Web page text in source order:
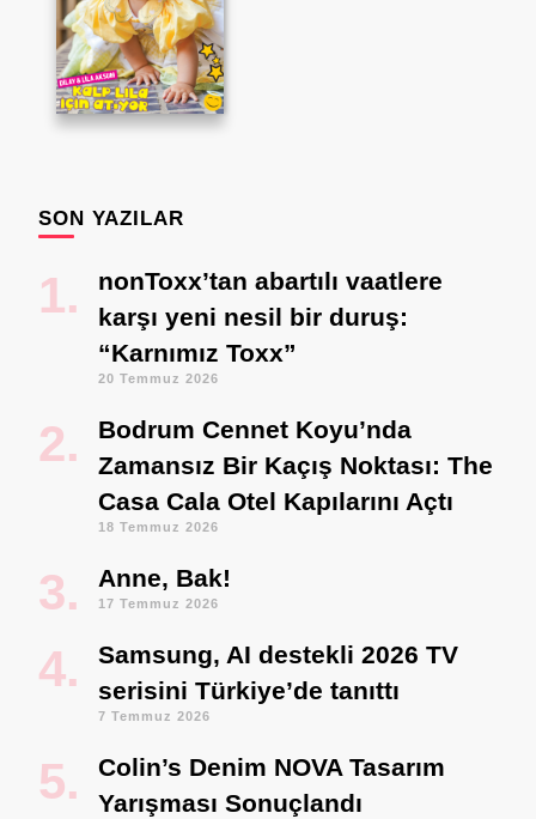
SON YAZILAR
nonToxx’tan abartılı vaatlere
karşı yeni nesil bir duruş:
“Karnımız Toxx”
20 Temmuz 2026
Bodrum Cennet Koyu’nda
Zamansız Bir Kaçış Noktası: The
Casa Cala Otel Kapılarını Açtı
18 Temmuz 2026
Anne, Bak!
17 Temmuz 2026
Samsung, AI destekli 2026 TV
serisini Türkiye’de tanıttı
7 Temmuz 2026
Colin’s Denim NOVA Tasarım
Yarışması Sonuçlandı